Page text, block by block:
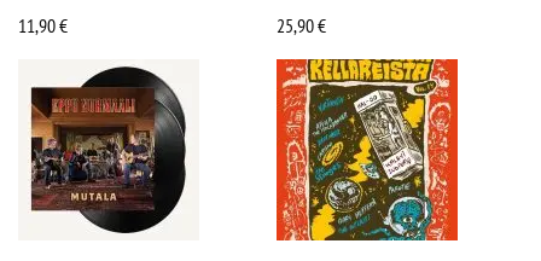
11,90€ 25,90€